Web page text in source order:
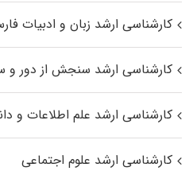
کارشناسی ارشد زبان و ادبیات
کارشناسی ارشد سنجش از دور و
کارشناسی ارشد علم اطلاعات و
کارشناسی ارشد علوم اجتماعی